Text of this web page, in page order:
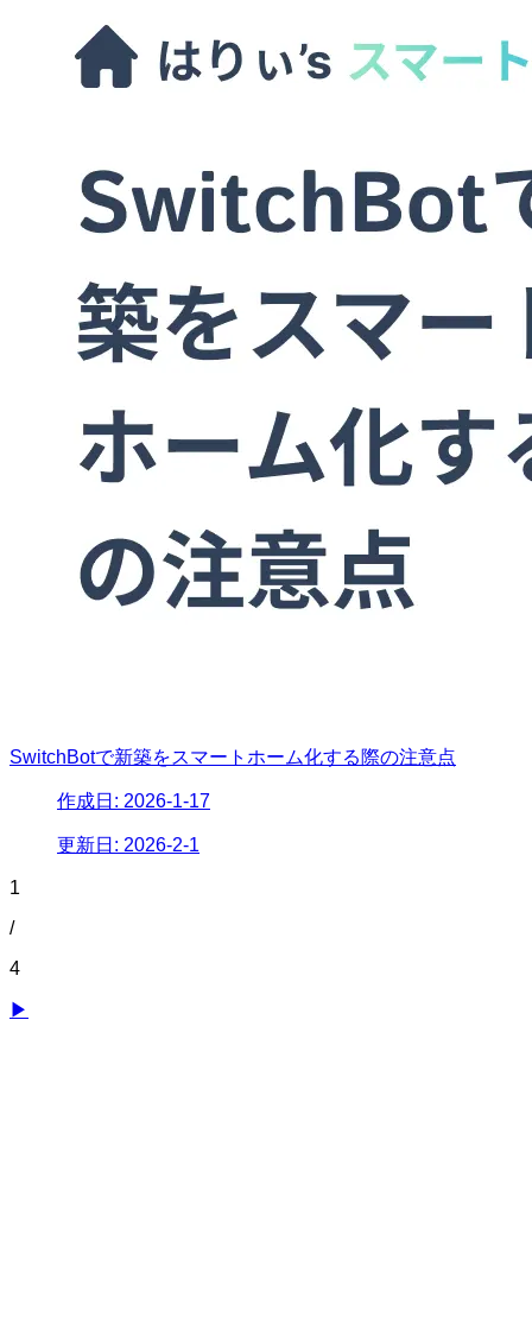
SwitchBotで新築をスマートホーム化する際の注意点
作成日: 2026-1-17
更新日: 2026-2-1
1
/
4
▶︎